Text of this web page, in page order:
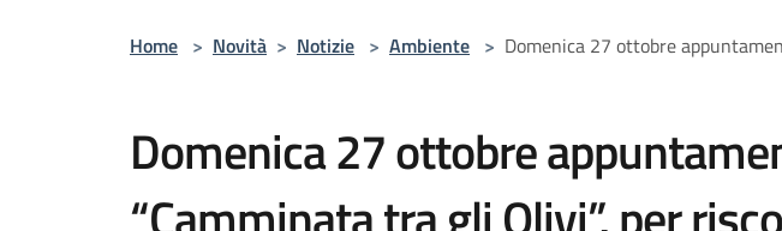
Home > Novità > Notizie > Ambiente > Domenica 27 ottobre
Domenica 27 ottobre